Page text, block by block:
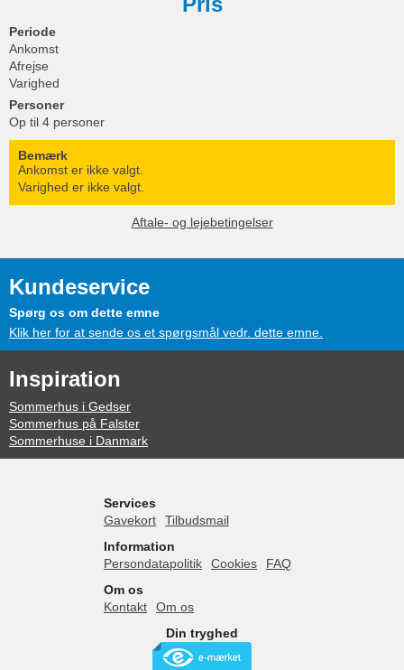
Periode
Ankomst
Afrejse
Varighed
Personer
Op til 4 personer
Bemærk
Ankomst er ikke valgt.
Varighed er ikke valgt.
Aftale- og lejebetingelser
Kundeservice
Spørg os om dette emne
Klik her for at sende os et spørgsmål vedr. dette emne.
Inspiration
Sommerhus i Gedser
Sommerhus på Falster
Sommerhuse i Danmark
Services
Gavekort
Tilbudsmail
Information
Persondatapolitik
Cookies
FAQ
Om os
Kontakt
Om os
Din tryghed